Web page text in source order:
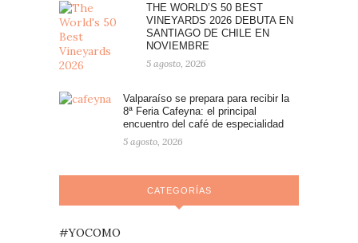
THE WORLD’S 50 BEST
VINEYARDS 2026 DEBUTA EN
SANTIAGO DE CHILE EN
NOVIEMBRE
5 agosto, 2026
Valparaíso se prepara para recibir la
8ª Feria Cafeyna: el principal
encuentro del café de especialidad
5 agosto, 2026
CATEGORÍAS
#YOCOMO